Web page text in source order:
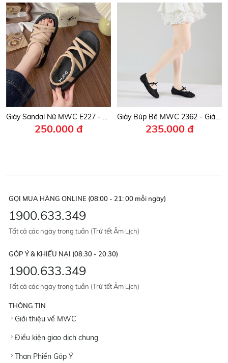
Giày Sandal Nữ MWC E227 - Sandal Nữ Quai Mảnh Chéo Thanh Lịch, Đi Học, Đi Chơi, Bền Đẹp, Thời Trang.
250.000 đ
Giày Búp Bê MWC 2362 - Giày Búp Bê Ballet Ren Thêu Hoa Tinh Xảo, Mũi Vuông Thời Thượng, Thanh Lịch, Thời Trang.
235.000 đ
GỌI MUA HÀNG ONLINE (08:00 - 21: 00 mỗi ngày)
1900.633.349
Tất cả các ngày trong tuần (Trừ tết Âm Lịch)
GÓP Ý & KHIẾU NẠI (08:30 - 20:30)
1900.633.349
Tất cả các ngày trong tuần (Trừ tết Âm Lịch)
THÔNG TIN
Giới thiệu về MWC
Điều kiện giao dịch chung
Than Phiền Góp Ý